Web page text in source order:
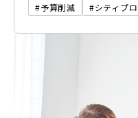
#予算削減
#シティプ